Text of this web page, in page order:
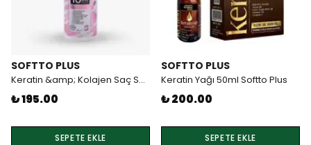
SOFTTO PLUS
Keratin &amp; Kolajen Saç Sütü 200ml Softto Plus
₺ 195.00
SEPETE EKLE
SOFTTO PLUS
Keratin Yağı 50ml Softto Plus
₺ 200.00
SEPETE EKLE